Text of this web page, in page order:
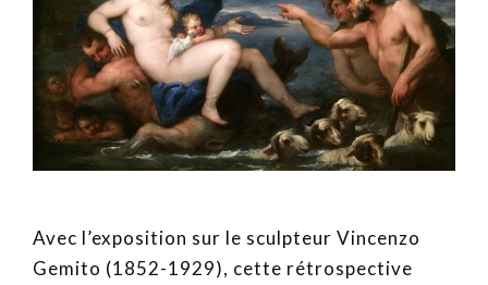
Avec l’exposition sur le sculpteur Vincenzo
Gemito (1852-1929), cette rétrospective